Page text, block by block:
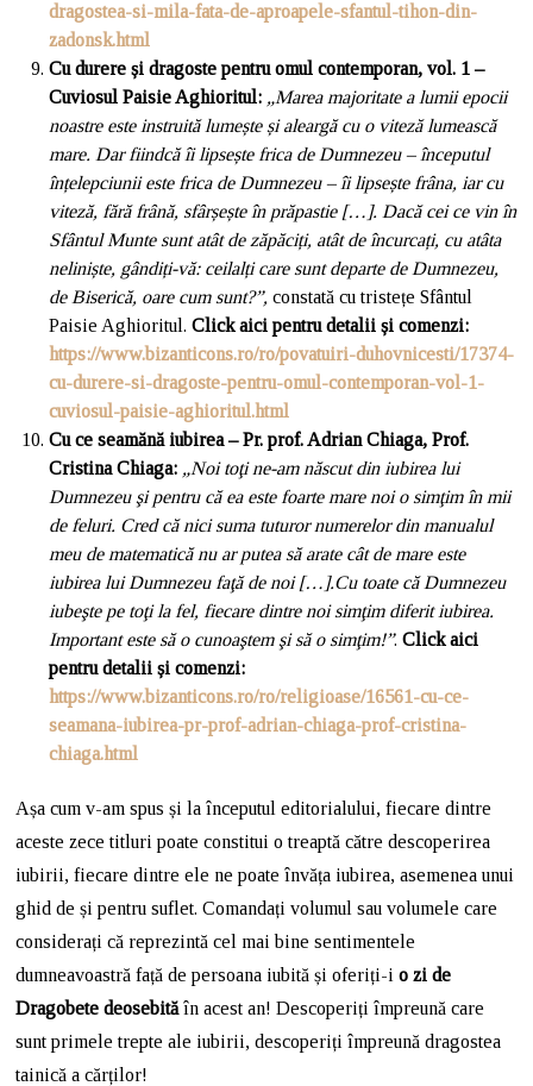
dragostea-si-mila-fata-de-aproapele-sfantul-tihon-din-
zadonsk.html
Cu durere și dragoste pentru omul contemporan, vol. 1 –
Cuviosul Paisie Aghioritul : „Marea majoritate a lumii epocii
noastre este instruită lumește și aleargă cu o viteză lumească
mare. Dar fiindcă îi lipsește frica de Dumnezeu – începutul
înțelepciunii este frica de Dumnezeu – îi lipsește frâna, iar cu
viteză, fără frână, sfârșește în prăpastie […]. Dacă cei ce vin în
Sfântul Munte sunt atât de zăpăciți, atât de încurcați, cu atâta
neliniște, gândiți-vă: ceilalți care sunt departe de Dumnezeu,
de Biserică, oare cum sunt?”, constată cu tristețe Sfântul
Paisie Aghioritul.Click aici pentru detalii și comenzi:
https://www.bizanticons.ro/ro/povatuiri-duhovnicesti/17374-
cu-durere-si-dragoste-pentru-omul-contemporan-vol-1-
cuviosul-paisie-aghioritul.html
Cu ce seamănă iubirea – Pr. prof. Adrian Chiaga, Prof.
Cristina Chiaga: „Noi toţi ne-am născut din iubirea lui
Dumnezeu şi pentru că ea este foarte mare noi o simţim în mii
de feluri. Cred că nici suma tuturor numerelor din manualul
meu de matematică nu ar putea să arate cât de mare este
iubirea lui Dumnezeu faţă de noi […].Cu toate că Dumnezeu
iubeşte pe toţi la fel, fiecare dintre noi simţim diferit iubirea.
Important este să o cunoaştem şi să o simţim!”.Click aici
pentru detalii și comenzi:
https://www.bizanticons.ro/ro/religioase/16561-cu-ce-
seamana-iubirea-pr-prof-adrian-chiaga-prof-cristina-
chiaga.html
Așa cum v-am spus și la începutul editorialului, fiecare dintre
aceste zece titluri poate constitui o treaptă către descoperirea
iubirii, fiecare dintre ele ne poate învăța iubirea, asemenea unui
ghid de și pentru suflet. Comandați volumul sau volumele care
considerați că reprezintă cel mai bine sentimentele
dumneavoastră față de persoana iubită și oferiți-io zi de
Dragobete deosebită în acest an! Descoperiți împreună care
sunt primele trepte ale iubirii, descoperiți împreună dragostea
tainică a cărților!